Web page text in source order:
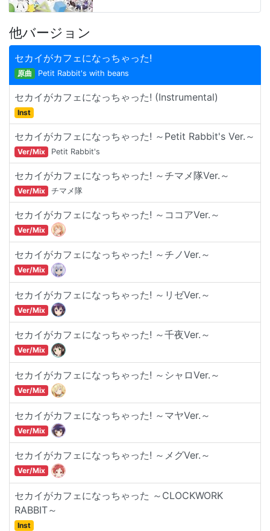
他バージョン
セカイがカフェになっちゃった!
原曲 Petit Rabbit's with beans
セカイがカフェになっちゃった! (Instrumental)
Inst
セカイがカフェになっちゃった! ～Petit Rabbit's Ver.～
Ver/Mix Petit Rabbit's
セカイがカフェになっちゃった! ～チマメ隊Ver.～
Ver/Mix チマメ隊
セカイがカフェになっちゃった! ～ココアVer.～
Ver/Mix
セカイがカフェになっちゃった! ～チノVer.～
Ver/Mix
セカイがカフェになっちゃった! ～リゼVer.～
Ver/Mix
セカイがカフェになっちゃった! ～千夜Ver.～
Ver/Mix
セカイがカフェになっちゃった! ～シャロVer.～
Ver/Mix
セカイがカフェになっちゃった! ～マヤVer.～
Ver/Mix
セカイがカフェになっちゃった! ～メグVer.～
Ver/Mix
セカイがカフェになっちゃった ～CLOCKWORK
RABBIT～
Inst